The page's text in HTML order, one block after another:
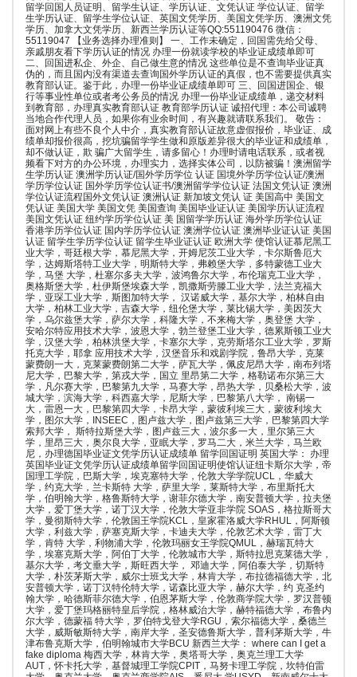
留学回国人员证明、留学生认证、学历认证、文凭认证 学位认证、留学
生学历认证、留学生学位认证、英国文凭学历、美国文凭学历、澳洲文凭
学历、加拿大文凭学历、新西兰学历认证等QQ:551190476 微信：
55119047 【业务选择办理准则】 一、工作未确定，回国需先给父母、
亲戚朋友看下学历认证的情况 办理一份就读学校的毕业证成绩单即可
二、回国进私企、外企、自己做生意的情况 这些单位是不查询毕业证真
伪的，而且国内没有渠道去查询国外学历认证的真假，也不需要提供真实
教育部认证。鉴于此，办理一份毕业证成绩单即可 三、回国进国企、银
行等事业性单位或者考公务员的情况 办理一份毕业证成绩单，递交材料
到教育部，办理真实教育部认证 教育部学历认证 诚招代理：本公司诚聘
当地合作代理人员，如果你有业余时间，有兴趣就请联系我们。 敬告：
面对网上有些不良个人中介，真实教育部认证故意虚假报价，毕业证、成
绩单却报价很高，挖坑骗留学学生做和原版差异很大的毕业证和成绩单，
却不做认证，欺 骗广大留学生，请多留心！办理时请电话联系，或者视
频看下对方的办公环境，办理实力，选择实体公司，以防被骗！澳洲留学
生学历认证 澳洲学历认证/国外学历学位 认证 国境外学历学位认证/澳洲
学历学位认证 国外学历学位认证书/澳洲留学学位认证 法国文凭认证 澳洲
学位认证流程国外文凭认证 澳洲认证 新加坡文凭认 证 美国高中 美国文
凭认证 美国大学 美国文凭 美国查询 美国毕业证认证 美国学历认证流程
美国文凭认证 纽约学历学位认证 美 国留学学历认证 海外学历学位认证
香港学历学位认证 国内学历学位认证 澳洲学位认证 澳洲毕业证认证 美国
认证 留学生学历学位认证 留学生毕业证认证 欧洲大学 使馆认证慕尼黑工
业大学，哥廷根大学，慕尼黑大学，开姆尼茨工业大学，卡尔斯鲁厄大
学，达姆斯塔特工业大学，明斯特大学，弗赖堡大学，多特蒙德工业大
学，马堡 大学，杜塞尔多夫大学，波鸿鲁尔大学，布伦瑞克工业大学，
奥格斯堡大学，杜伊斯堡埃森大学，凯撒斯劳滕工业大学，法兰克福大
学，亚琛工业大学，斯图加特大学， 汉诺威大学，基尔大学，柏林自由
大学，柏林工业大学，吉森大学，纽伦堡大学，莱比锡大学，美因茨大
学，乌尔兹堡大学，萨尔大学，科隆大学，不来梅大学，奥登堡 大学，
安哈尔特应用技术大学，波恩大学，勃兰登堡工业大学，德累斯顿工业大
学，汉堡大学，柏林洪堡大学，卡塞尔大学，克劳斯塔尔工业大学，罗斯
托克大学，耶拿 应用技术大学，汉堡音乐和戏剧学院，鲁昂大学，克莱
蒙费朗一大，克莱蒙费朗第二大学，萨瓦大学，佩皮尼昂大学，南布列塔
尼大学，巴黎大学，第戎大学，国立 里昂第二大学，格勒诺布尔第三大
学，凡尔赛大学，巴黎第九大学，马赛大学，昂热大学，贝桑松大学，波
城大学，滨海大学，科西嘉大学，尼斯大学，巴黎第八大学， 南锡一
大，雷恩一大，巴黎第四大学，卡昂大学，蒙彼利埃三大，蒙彼利埃大
学，图尔大学，INSEEC，图卢兹大学，图卢兹第三大学，巴黎第四大学
索邦大学， 斯特拉斯堡大学，图卢兹三大，波尔多一大，里尔第三大
学，里昂三大，奥尔良大学，亚眠大学，罗马二大，米兰大学，马兰欧
尼，办理德国毕业证文凭学历认证成绩单 留学回国证明 英国大学： 办理
英国毕业证文凭学历认证成绩单留学回国证明使馆认证纽卡斯尔大学，帝
国理工学院，巴斯大学，埃克塞特大学，伦敦大学学院UCL，华威大
学，约克大学，兰卡斯特 大学，萨里大学，莱斯特大学，布里斯托大
学，伯明翰大学，格鲁斯特大学，谢菲尔德大学，南安普顿大学，拉夫堡
大学，爱丁堡大学，诺丁汉大学，伦敦大学亚非学院 SOAS，格拉斯哥大
学，曼彻斯特大学，伦敦国王学院KCL，皇家霍洛威大学RHUL，阿斯顿
大学，利兹大学，萨塞克斯大学，卡迪夫大学，伦敦艺术大学，雷丁大
学，肯特 大学，利物浦大学，伦敦玛丽女王学院QMUL，赫瑞瓦特大
学，埃塞克斯大学，阿伯丁大学，伦敦城市大学，斯特拉思克莱德大学，
基尔大学，考文垂大学，斯旺西大学， 邓迪大学，阿伯泰大学，切斯特
大学，朴茨茅斯大学，威尔士班戈大学，林肯大学，布拉德福德大学，北
安普顿大学，诺丁汉特伦特大学，诺森比亚大学，赫尔大学，约 克圣约
翰大学，哈德斯菲尔德大学，伯恩茅斯大学，伦敦商学院大学，罗汉普顿
大学，爱丁堡玛格丽特皇后学院，格林威治大学，赫特福德大学，布鲁内
尔大学，德蒙福 特大学，罗伯特戈登大学RGU，索尔福德大学，桑德兰
大学，威斯敏斯特大学，南岸大学，圣安德鲁斯大学，普利茅斯大学，牛
津布鲁克斯大学，伯明翰城市大学BCU 新西兰大学： where can I get a
fake diploma 梅西大学，林肯大学，奥塔哥大学，奥克兰理工大学
AUT，怀卡托大学，基督城理工学院CPIT，马努卡理工学院，坎特伯雷